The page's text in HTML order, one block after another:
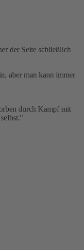
der Seite schließlich
aber man kann immer
durch Kampf mit